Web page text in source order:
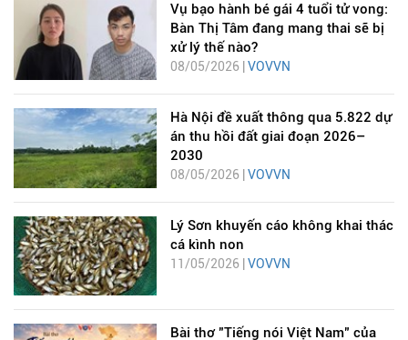
Vụ bạo hành bé gái 4 tuổi tử vong:
Bàn Thị Tâm đang mang thai sẽ bị
xử lý thế nào?
08/05/2026 | VOVVN
Hà Nội đề xuất thông qua 5.822 dự
án thu hồi đất giai đoạn 2026–
2030
08/05/2026 | VOVVN
Lý Sơn khuyến cáo không khai thác
cá kình non
11/05/2026 |VOVVN
Bài thơ "Tiếng nói Việt Nam" của